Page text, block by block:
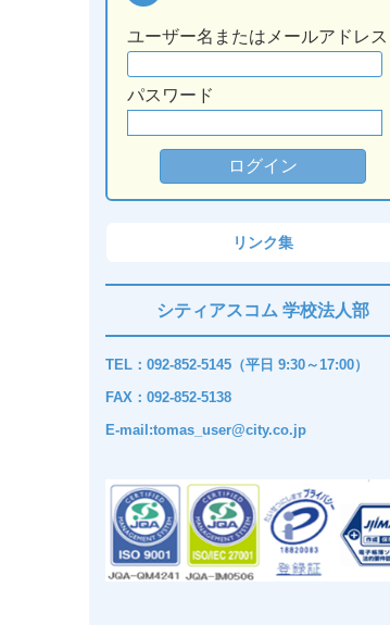
ユーザー名またはメールアドレス
パスワード
リンク集
シティアスコム 学校法人部
TEL：092-852-5145（平日 9:30～17:00）
FAX：092-852-5138
E-mail:tomas_user@city.co.jp